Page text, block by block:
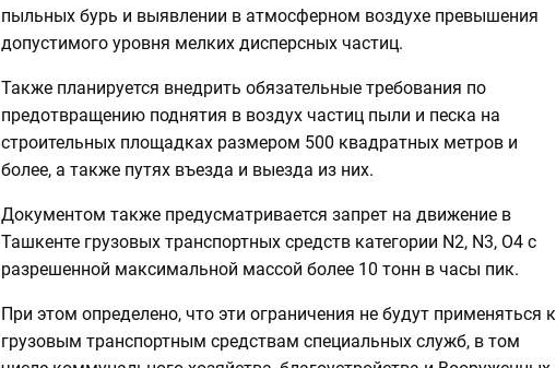
пыльных бурь и выявлении в атмосферном воздухе превышения
допустимого уровня мелких дисперсных частиц.
Также планируется внедрить обязательные требования по
предотвращению поднятия в воздух частиц пыли и песка на
строительных площадках размером 500 квадратных метров и
более, а также путях въезда и выезда из них.
Документом также предусматривается запрет на движение в
Ташкенте грузовых транспортных средств категории N2, N3, О4 с
разрешенной максимальной массой более 10 тонн в часы пик.
При этом определено, что эти ограничения не будут применяться к
грузовым транспортным средствам специальных служб, в том